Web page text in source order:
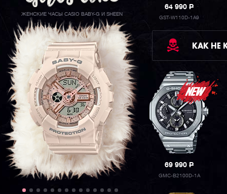
ЖЕНСКИЕ ЧАСЫ CASIO BABY-G И SHEEN
64 990P
GST-W110D-1A9
КАК НЕ
69 990P
GMC-B2100D-1A